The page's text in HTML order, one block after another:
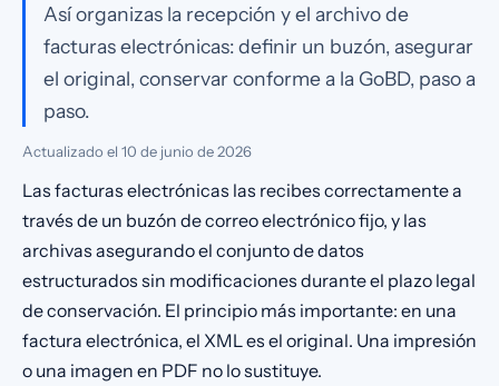
Así organizas la recepción y el archivo de
facturas electrónicas: definir un buzón, asegurar
el original, conservar conforme a la GoBD, paso a
paso.
Actualizado el 10 de junio de 2026
Las facturas electrónicas las recibes correctamente a
través de un buzón de correo electrónico fijo, y las
archivas asegurando el conjunto de datos
estructurados sin modificaciones durante el plazo legal
de conservación. El principio más importante: en una
factura electrónica, el XML es el original. Una impresión
o una imagen en PDF no lo sustituye.